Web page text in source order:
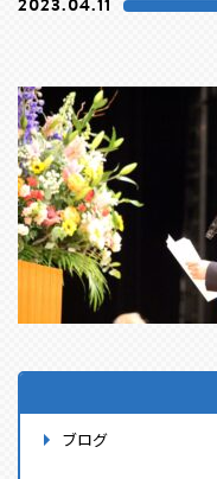
ブログ